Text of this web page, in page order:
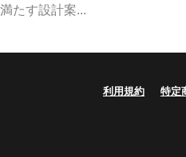
たす設計案...
利用規約 特定